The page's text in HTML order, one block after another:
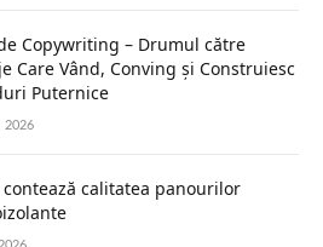
Copywriting – Drumul către
Care Vând, Conving și Construiesc
Puternice
2026
contează calitatea panourilor